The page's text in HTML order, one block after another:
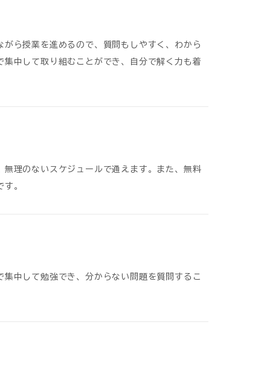
ら授業を進めるので、質問もしやすく、わから
中して取り組むことができ、自分で解く力も着
理のないスケジュールで通えます。また、無料
。
中して勉強でき、分からない問題を質問するこ